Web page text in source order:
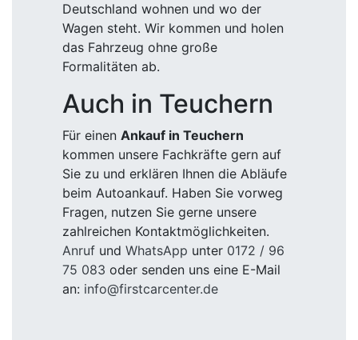
Deutschland wohnen und wo der
Wagen steht. Wir kommen und holen
das Fahrzeug ohne große
Formalitäten ab.
Auch in Teuchern
Für einen Ankauf in Teuchern
kommen unsere Fachkräfte gern auf
Sie zu und erklären Ihnen die Abläufe
beim Autoankauf. Haben Sie vorweg
Fragen, nutzen Sie gerne unsere
zahlreichen Kontaktmöglichkeiten.
Anruf und WhatsApp unter 0172 / 96
75 083 oder senden uns eine E-Mail
an: info@firstcarcenter.de